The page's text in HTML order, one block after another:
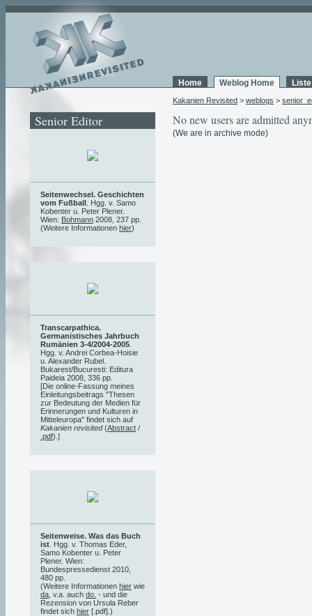
Home Weblog Home
Kakanien Revisited > weblogs >
No new users are admitted
(We are in archive mode)
Senior Editor
Seitenwechsel. Geschichten
vom Fußball . Hgg. v. Samo
Kobenter u. Peter Plener.
Wien: Bohmann 2008, 237 pp.
(Weitere Informationen hier)
Transcarpathica.
Germanistisches Jahrbuch
Rumänien 3-4/2004-2005
Hgg. v. Andrei Corbea-Hoisie
u. Alexander Rubel.
Bukarest/Bucuresti: Editura
Paideia 2008, 336 pp.
[Die online-Fassung meines
Einleitungsbeitrags "Thesen
zur Bedeutung der Medien für
Erinnerungen und Kulturen in
Mitteleuropa" findet sich auf
Kakanien revisited(Abstract /
.pdf).]
Seitenweise. Was das Buch
ist . Hgg. v. Thomas Eder,
Samo Kobenter u. Peter
Plener. Wien:
Bundespressedienst 2010,
480 pp.
(Weitere Informationen hier wie
da , v.a. auch do. - und die
Rezension von Ursula Reber
findet sich hier [.pdf].)